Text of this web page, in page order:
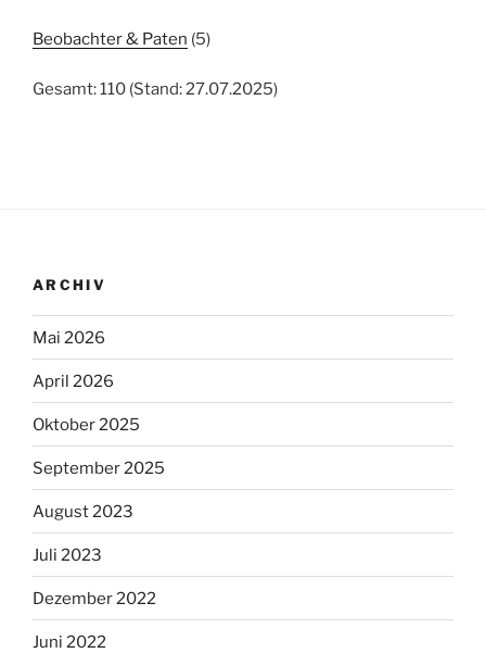
Beobachter & Paten (5)
Gesamt: 110 (Stand: 27.07.2025)
ARCHIV
Mai 2026
April 2026
Oktober 2025
September 2025
August 2023
Juli 2023
Dezember 2022
Juni 2022